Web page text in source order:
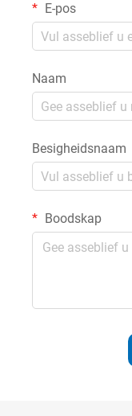
E-pos
Naam
Besigheidsnaam
Boodskap